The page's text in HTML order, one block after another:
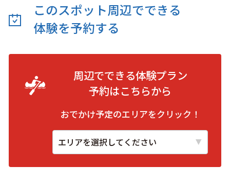
このスポット周辺でできる
体験を予約する
周辺でできる体験プラン
予約はこちらから
おでかけ予定のエリアをクリック！